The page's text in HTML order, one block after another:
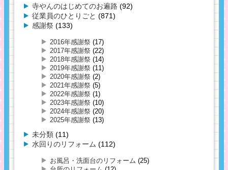
寺やんのはじめてのお遍路 (92)
従業員のひとりごと (871)
感謝祭 (133)
2016年感謝祭 (17)
2017年感謝祭 (22)
2018年感謝祭 (14)
2019年感謝祭 (11)
2020年感謝祭 (2)
2021年感謝祭 (5)
2022年感謝祭 (1)
2023年感謝祭 (10)
2024年感謝祭 (20)
2025年感謝祭 (13)
未分類 (11)
水回りのリフォーム (112)
お風呂・洗面台のリフォーム (25)